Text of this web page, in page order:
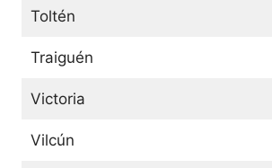
Toltén
Traiguén
Victoria
Vilcún